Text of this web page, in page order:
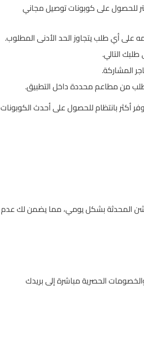
للحصول على كوبونات توصيل مجاني
من مطاعم محددة داخل التطبيق.
أكثر بانتظام للحصول على أحدث الكوبونات
المحدثة بشكل يومي، مما يضمن لك عدم
الحصرية مباشرة إلى بريدك